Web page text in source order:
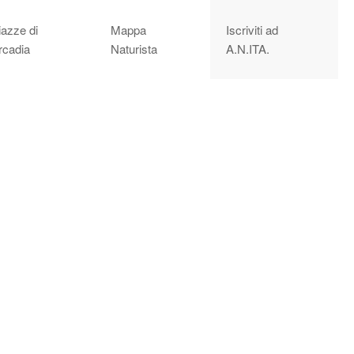
di
Mappa
Naturista
Iscriviti ad
A.N.ITA.